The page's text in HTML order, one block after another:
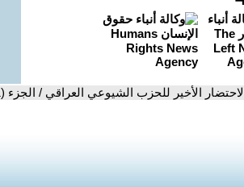
الأخير للحزب الشيوعي العراقي / الجزء (1)